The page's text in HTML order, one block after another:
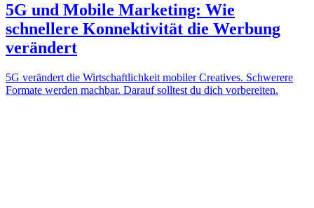
5G und Mobile Marketing: Wie
schnellere Konnektivität die Werbung
verändert
5G verändert die Wirtschaftlichkeit mobiler Creatives. Schwerere
Formate werden machbar. Darauf solltest du dich vorbereiten.